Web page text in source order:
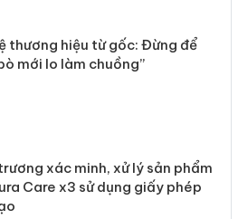
thương hiệu từ gốc: Đừng để
mới lo làm chuồng”
xác minh, xử lý sản phẩm
Care x3 sử dụng giấy phép